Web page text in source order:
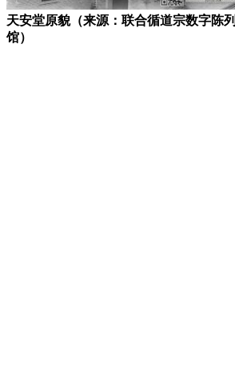
天安堂原貌（来源：联合循道宗数字陈列
馆）